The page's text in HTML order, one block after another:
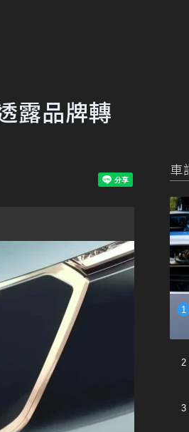
露品牌轉
車